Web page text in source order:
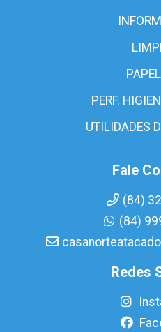
PERF.
UTILIDADES
Fale
(84)
(84)
Redes